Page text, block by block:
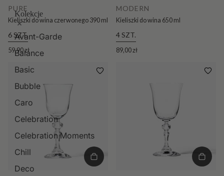
Kolekcje
Avant-Garde
Balance
Basic
Bubble
Caro
Celebration
Celebration Moments
Chill
Deco
PURE
Kieliszki do wina czerwonego 390 ml
6 SZT.
59,90 zł
MODERN
Kieliszki do wina 650 ml
4 SZT.
89,00 zł